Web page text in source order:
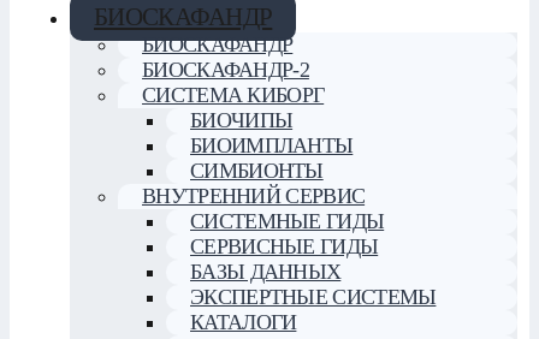
БИОСКАФАНДР
БИОСКАФАНДР
БИОСКАФАНДР-2
СИСТЕМА КИБОРГ
БИОЧИПЫ
БИОИМПЛАНТЫ
СИМБИОНТЫ
ВНУТРЕННИЙ СЕРВИС
СИСТЕМНЫЕ ГИДЫ
СЕРВИСНЫЕ ГИДЫ
БАЗЫ ДАННЫХ
ЭКСПЕРТНЫЕ СИСТЕМЫ
КАТАЛОГИ